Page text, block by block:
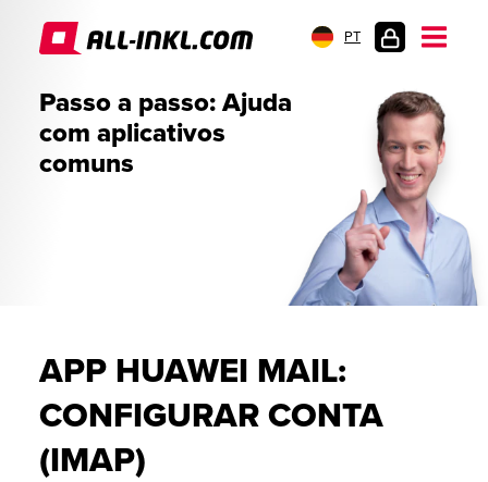
PT
DO
CLIENTE
Passo a passo: Ajuda
com aplicativos
comuns
APP HUAWEI MAIL:
CONFIGURAR CONTA
(IMAP)